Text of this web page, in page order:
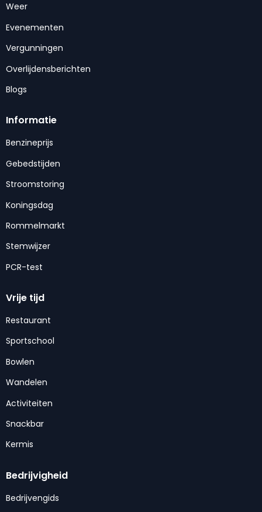
Weer
Evenementen
Vergunningen
Overlijdensberichten
Blogs
Informatie
Benzineprijs
Gebedstijden
Stroomstoring
Koningsdag
Rommelmarkt
Stemwijzer
PCR-test
Vrije tijd
Restaurant
Sportschool
Bowlen
Wandelen
Activiteiten
Snackbar
Kermis
Bedrijvigheid
Bedrijvengids